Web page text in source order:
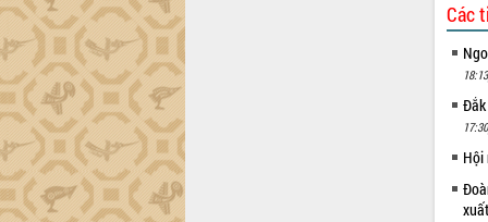
Các
Hội